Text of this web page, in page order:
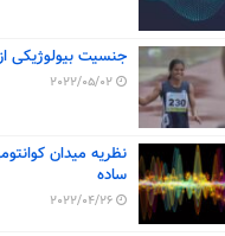
جنسیت بیولوژیکی
2022/05/02
نظریه میدان
ساده
2022/04/26